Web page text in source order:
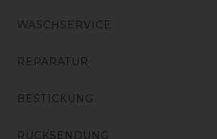
WASCHSERVICE
REPARATUR
BESTICKUNG
RÜCKSENDUNG